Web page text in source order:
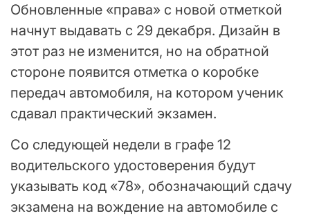
Обновленные «права» с новой отметкой
начнут выдавать с 29 декабря. Дизайн в
этот раз не изменится, но на обратной
стороне появится отметка о коробке
передач автомобиля, на котором ученик
сдавал практический экзамен.
Со следующей недели в графе 12
водительского удостоверения будут
указывать код «78», обозначающий сдачу
экзамена на вождение на автомобиле с